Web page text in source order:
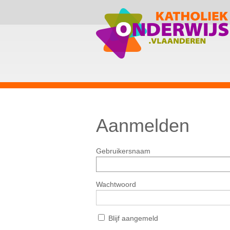
Aanmelden
Gebruikersnaam
Wachtwoord
Blijf aangemeld